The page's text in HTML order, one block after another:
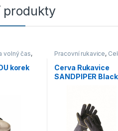
produkty
volný čas,
korek
Pracovní rukavice,
Cerva Rukavice
SANDPIPER